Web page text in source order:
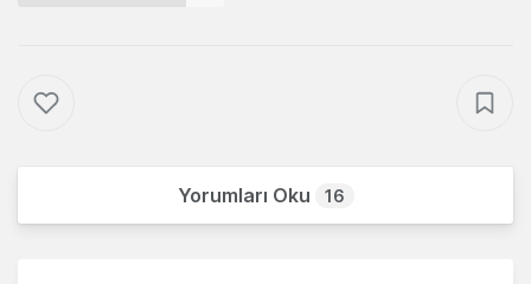
Yorumları Oku 16